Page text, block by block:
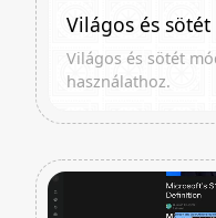
Világos és
Világos és sötét
használathoz.